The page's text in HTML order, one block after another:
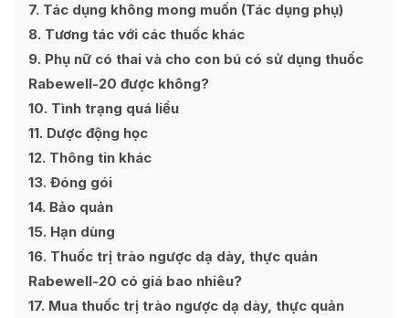
7 Tác dụng không mong muốn (Tác dụng phụ)
8 Tương tác với các thuốc khác
9 Phụ nữ có thai và cho con bú có sử dụng thuốc
Rabewell-20 được không?
10 Tình trạng quá liều
11 Dược động học
12 Thông tin khác
13 Đóng gói
14 Bảo quản
15 Hạn dùng
16 Thuốc trị trào ngược dạ dày, thực quản
Rabewell-20 có giá bao nhiêu?
17 Mua thuốc trị trào ngược dạ dày, thực quản